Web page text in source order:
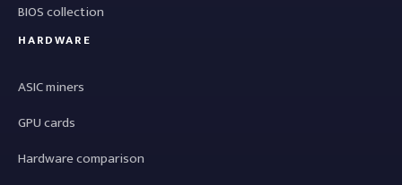
BIOS collection
HARDWARE
ASIC miners
GPU cards
Hardware comparison